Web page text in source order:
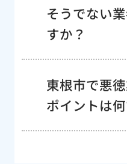
そうでない
すか？
東根市で悪
ポイントは